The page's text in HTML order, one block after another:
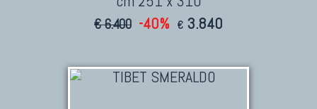
€ 6.400 -40% € 3.840